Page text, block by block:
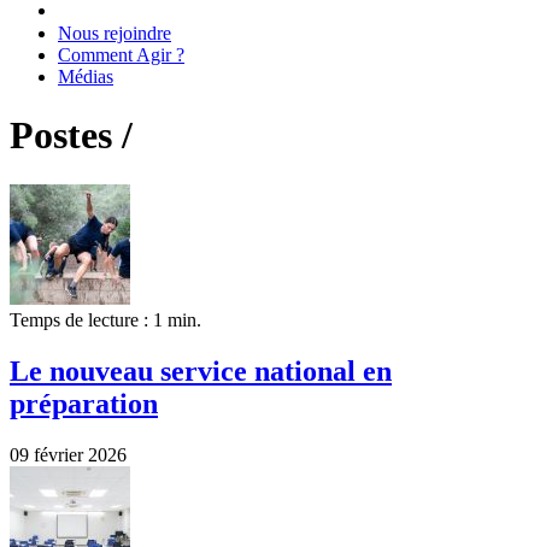
Nous rejoindre
Comment Agir ?
Médias
Postes /
Temps de lecture : 1 min.
Le nouveau service national en
préparation
09 février 2026